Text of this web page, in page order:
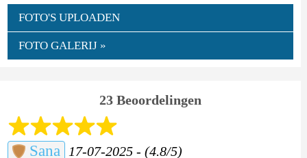
FOTO'S UPLOADEN
FOTO GALERIJ »
23 Beoordelingen
Sana
17-07-2025 - (4.8/5)